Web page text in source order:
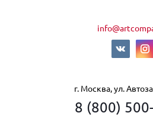
г. Москва, ул.
8 (800)